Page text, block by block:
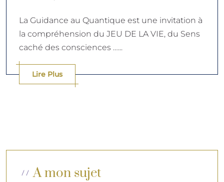
La Guidance au Quantique est une invitation à
la compréhension du JEU DE LA VIE, du Sens
caché des consciences …...
Lire Plus
A mon sujet